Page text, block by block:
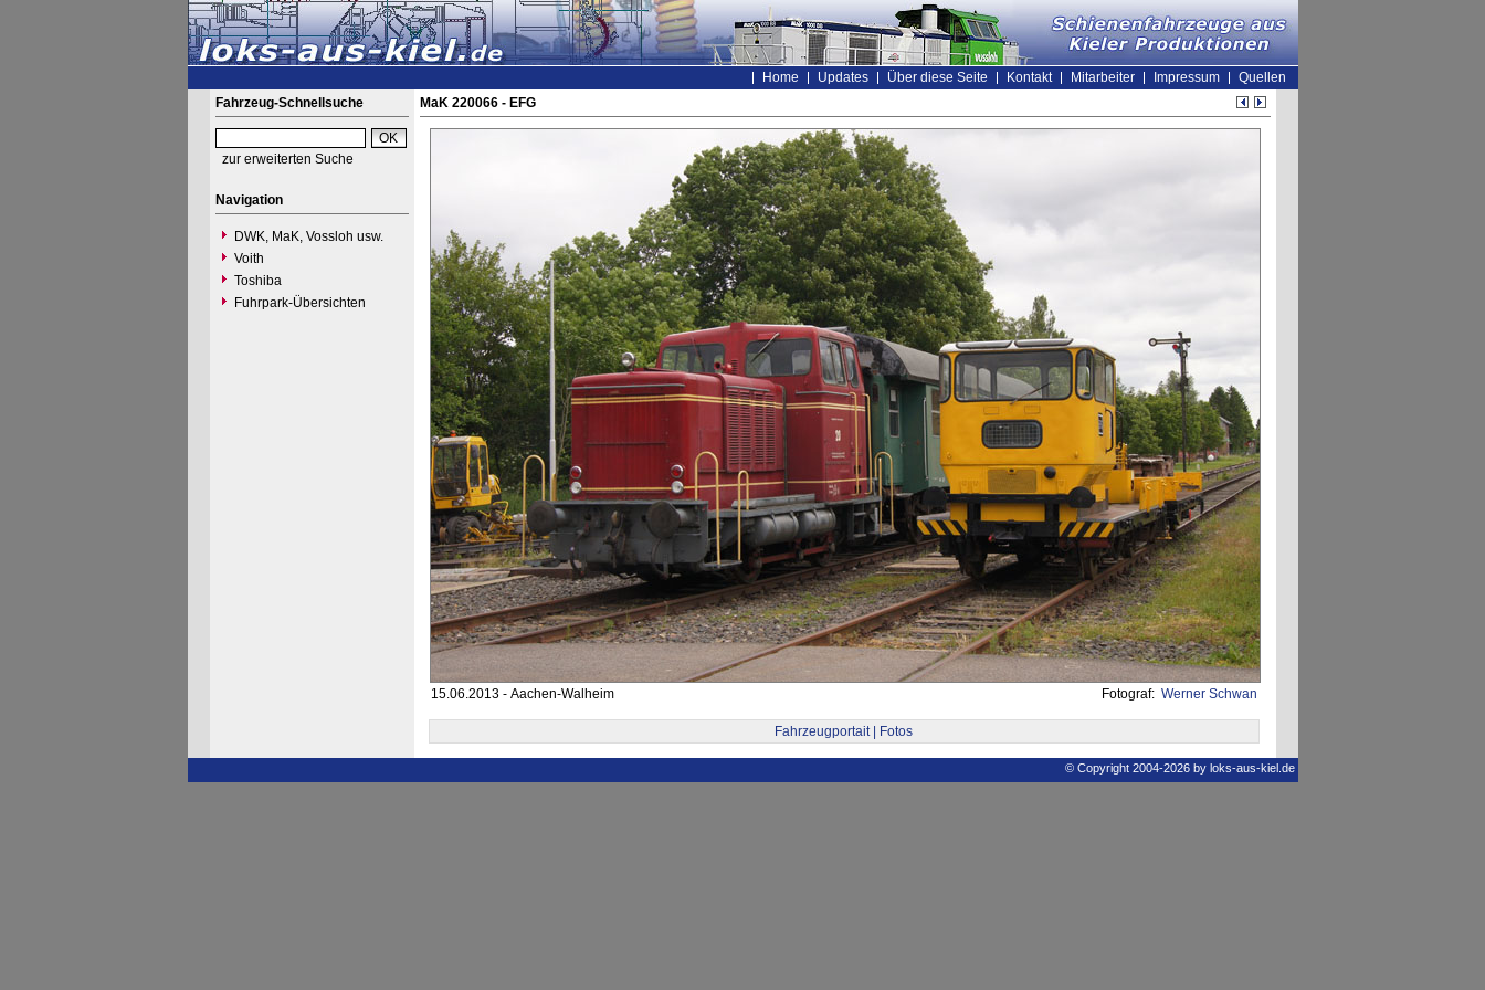
Home Updates Über diese Seite Kontakt Mitarbeiter Impressum
Quellen
Fahrzeug-Schnellsuche
zur erweiterten Suche
Navigation
DWK, MaK, Vossloh usw.
Voith
Toshiba
Fuhrpark-Übersichten
MaK 220066 - EFG
15.06.2013 - Aachen-Walheim Fotograf: Werner Schwan
Fahrzeugportait | Fotos
© Copyright 2004-2026 by loks-aus-kiel.de